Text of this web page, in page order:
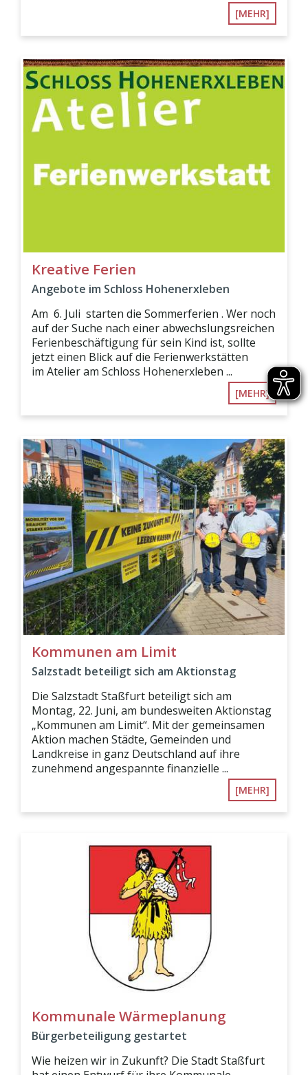
[MEHR]
Kreative Ferien
Angebote im Schloss Hohenerxleben
Am 6. Juli starten die Sommerferien . Wer noch
auf der Suche nach einer abwechslungsreichen
Ferienbeschäftigung für sein Kind ist, sollte
jetzt einen Blick auf die Ferienwerkstätten
im Atelier am Schloss Hohenerxleben ...
[MEHR]
Kommunen am Limit
Salzstadt beteiligt sich am Aktionstag
Die Salzstadt Staßfurt beteiligt sich am
Montag, 22. Juni, am bundesweiten Aktionstag
„Kommunen am Limit“. Mit der gemeinsamen
Aktion machen Städte, Gemeinden und
Landkreise in ganz Deutschland auf ihre
zunehmend angespannte finanzielle ...
[MEHR]
Kommunale Wärmeplanung
Bürgerbeteiligung gestartet
Wie heizen wir in Zukunft? Die Stadt Staßfurt